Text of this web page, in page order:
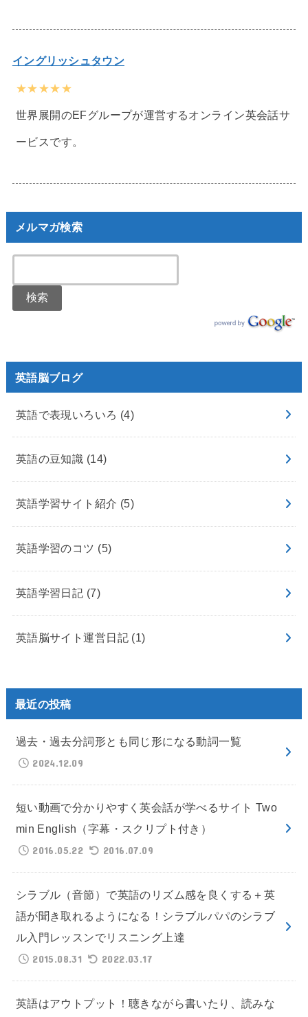
イングリッシュタウン
★★★★★
世界展開のEFグループが運営するオンライン英会話サ
ービスです。
メルマガ検索
英語脳ブログ
英語で表現いろいろ (4)
英語の豆知識 (14)
英語学習サイト紹介 (5)
英語学習のコツ (5)
英語学習日記 (7)
英語脳サイト運営日記 (1)
最近の投稿
過去・過去分詞形とも同じ形になる動詞一覧
2024.12.09
短い動画で分かりやすく英会話が学べるサイト Two
min English（字幕・スクリプト付き）
2016.05.22
2016.07.09
シラブル（音節）で英語のリズム感を良くする＋英
語が聞き取れるようになる！シラブルパパのシラブ
ル入門レッスンでリスニング上達
2015.08.31
2022.03.17
英語はアウトプット！聴きながら書いたり、読みな